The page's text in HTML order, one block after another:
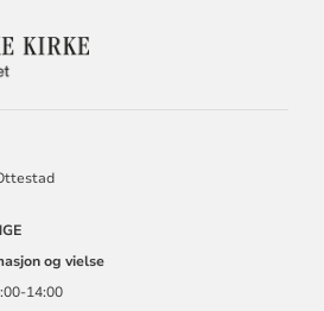
KONTAKTINFORMASJON
og vielse
14:00